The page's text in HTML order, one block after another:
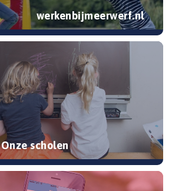
werkenbijmeerwerf.nl
Onze scholen